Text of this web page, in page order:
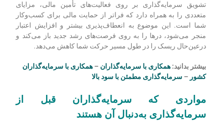
تشویق سرمایه‌گذاری بر روی فعالیت‌های تأمین مالی، مزایای
متعددی را به همراه دارد که فراتر از حمایت مالی برای کسب‌‌وکار
شما است. این موضوع به انعطاف‌پذیری بیشتر و افزایش اعتبار
منجر می‌شود، درها را به روی فرصت‌های رشد جدید باز می‌کند و
درعین‌حال ریسک را در طول مسیر حرکت شما کاهش می‌دهد.
بیشتر بدانید:همکاری با سرمایه‌گذاران –همکاری با سرمایه‌گذاران
کشور –سرمایه‌گذاری مطمئن با سود بالا
مواردی که سرمایهگذاران قبل از
سرمایهگذاری به‌دنبال آن هستند